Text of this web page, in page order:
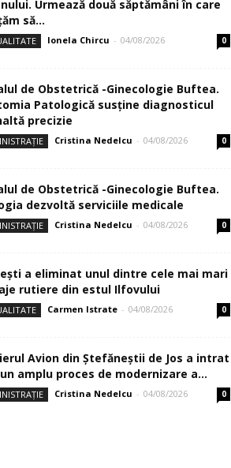
Urmează două săptămâni în care
să...
Ionela Chircu - 04/08/2026 0
de Obstetrică -Ginecologie Buftea.
Patologică susţine diagnosticul
precizie
Cristina Nedelcu - 04/08/2026 0
de Obstetrică -Ginecologie Buftea.
dezvoltă serviciile medicale
Cristina Nedelcu - 04/08/2026 0
a eliminat unul dintre cele mai mari
rutiere din estul Ilfovului
Carmen Istrate - 04/08/2026 0
Avion din Ştefăneştii de Jos a intrat
amplu proces de modernizare a...
Cristina Nedelcu - 04/08/2026 0